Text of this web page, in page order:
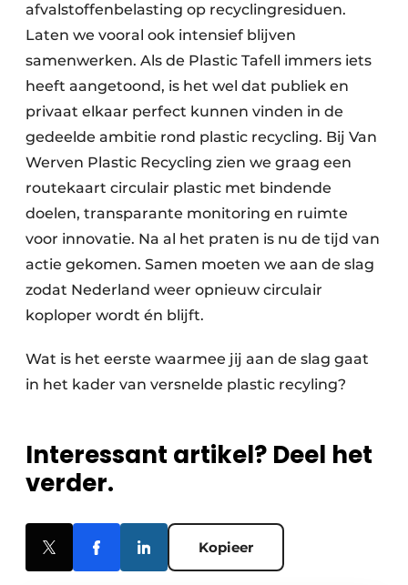
afvalstoffenbelasting op recyclingresiduen.
Laten we vooral ook intensief blijven
samenwerken. Als de Plastic Tafell immers iets
heeft aangetoond, is het wel dat publiek en
privaat elkaar perfect kunnen vinden in de
gedeelde ambitie rond plastic recycling. Bij Van
Werven Plastic Recycling zien we graag een
routekaart circulair plastic met bindende
doelen, transparante monitoring en ruimte
voor innovatie. Na al het praten is nu de tijd van
actie gekomen. Samen moeten we aan de slag
zodat Nederland weer opnieuw circulair
koploper wordt én blijft.
Wat is het eerste waarmee jij aan de slag gaat
in het kader van versnelde plastic recyling?
Interessant artikel? Deel het
verder.
Kopieer